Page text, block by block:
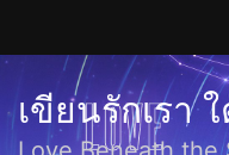
เขียนรักเรา